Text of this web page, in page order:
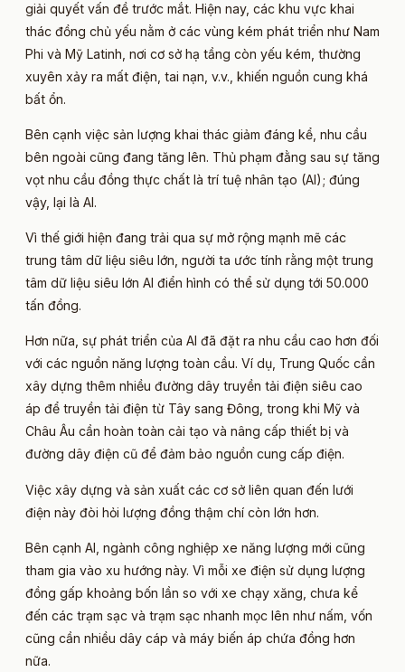
giải quyết vấn đề trước mắt. Hiện nay, các khu vực khai
thác đồng chủ yếu nằm ở các vùng kém phát triển như Nam
Phi và Mỹ Latinh, nơi cơ sở hạ tầng còn yếu kém, thường
xuyên xảy ra mất điện, tai nạn, v.v., khiến nguồn cung khá
bất ổn.
Bên cạnh việc sản lượng khai thác giảm đáng kể, nhu cầu
bên ngoài cũng đang tăng lên. Thủ phạm đằng sau sự tăng
vọt nhu cầu đồng thực chất là trí tuệ nhân tạo (AI); đúng
vậy, lại là AI.
Vì thế giới hiện đang trải qua sự mở rộng mạnh mẽ các
trung tâm dữ liệu siêu lớn, người ta ước tính rằng một trung
tâm dữ liệu siêu lớn AI điển hình có thể sử dụng tới 50.000
tấn đồng.
Hơn nữa, sự phát triển của AI đã đặt ra nhu cầu cao hơn đối
với các nguồn năng lượng toàn cầu. Ví dụ, Trung Quốc cần
xây dựng thêm nhiều đường dây truyền tải điện siêu cao
áp để truyền tải điện từ Tây sang Đông, trong khi Mỹ và
Châu Âu cần hoàn toàn cải tạo và nâng cấp thiết bị và
đường dây điện cũ để đảm bảo nguồn cung cấp điện.
Việc xây dựng và sản xuất các cơ sở liên quan đến lưới
điện này đòi hỏi lượng đồng thậm chí còn lớn hơn.
Bên cạnh AI, ngành công nghiệp xe năng lượng mới cũng
tham gia vào xu hướng này. Vì mỗi xe điện sử dụng lượng
đồng gấp khoảng bốn lần so với xe chạy xăng, chưa kể
đến các trạm sạc và trạm sạc nhanh mọc lên như nấm, vốn
cũng cần nhiều dây cáp và máy biến áp chứa đồng hơn
nữa.